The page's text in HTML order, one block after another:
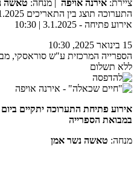
ציירת: אירנה אויפה | מנחה: טאשה
התערוכה תוצג בין התאריכים 2.1.2025 - 30.1.2025
אירוע פתיחה - 3.1.2025 | 10:30
15 בינואר 2025, 10:30
הספרייה המרכזית ע"ש סוראסקי,
ללא תשלום
במבואת הספרייה
מנחה: טאשה נשר אמן